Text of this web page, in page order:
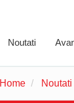
Noutati
Home Noutati